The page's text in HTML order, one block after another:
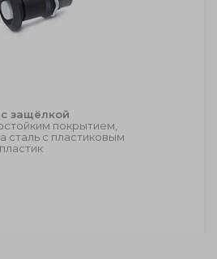
защёлкой
покрытием,
сталь с пластиковым